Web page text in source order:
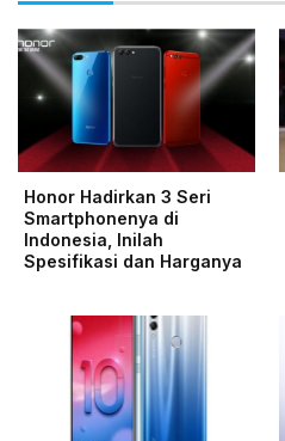
Honor Hadirkan 3 Seri
Smartphonenya di
Indonesia, Inilah
Spesifikasi dan Harganya